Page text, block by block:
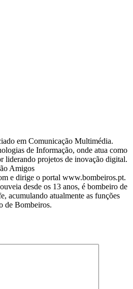
em Comunicação Multimédia.
de Informação, onde atua como
liderando projetos de inovação digital.
Amigos
e dirige o portal www.bombeiros.pt.
desde os 13 anos, é bombeiro de
acumulando atualmente as funções
de Bombeiros.